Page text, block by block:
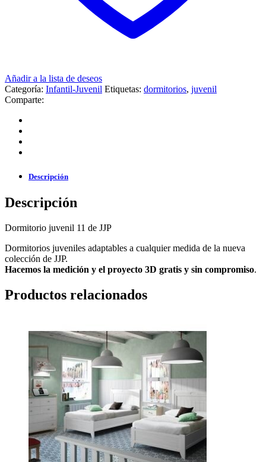
Añadir a la lista de deseos
Categoría: Infantil-Juvenil Etiquetas: dormitorios, juvenil
Comparte:
Descripción
Descripción
Dormitorio juvenil 11 de JJP
Dormitorios juveniles adaptables a cualquier medida de la nueva
colección de JJP.
Hacemos la medición y el proyecto 3D gratis y sin compromiso.
Productos relacionados